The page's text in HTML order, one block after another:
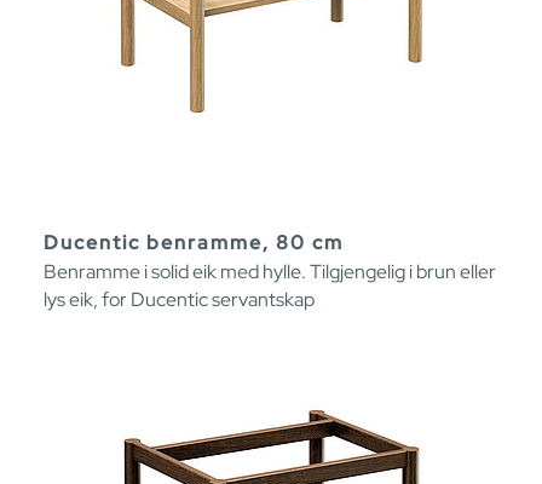
Ducentic benramme, 80 cm
Benramme i solid eik med hylle. Tilgjengelig i brun eller
lys eik, for Ducentic servantskap